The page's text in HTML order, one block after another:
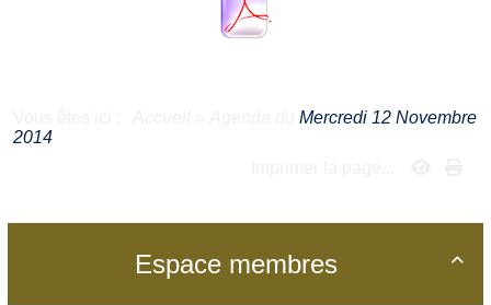
Mercredi 12 Novembre
2014

Espace membres